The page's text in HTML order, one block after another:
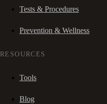
Tests & Procedures
Prevention & Wellness
RESOURCES
Tools
Blog